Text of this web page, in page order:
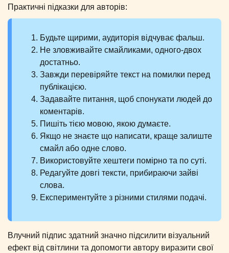
Практичні підказки для авторів:
Будьте щирими, аудиторія відчуває фальш.
Не зловживайте смайликами, одного-двох
достатньо.
Завжди перевіряйте текст на помилки перед
публікацією.
Задавайте питання, щоб спонукати людей до
коментарів.
Пишіть тією мовою, якою думаєте.
Якщо не знаєте що написати, краще залиште
смайл або одне слово.
Використовуйте хештеги помірно та по суті.
Редагуйте довгі тексти, прибираючи зайві
слова.
Експериментуйте з різними стилями подачі.
Влучний підпис здатний значно підсилити візуальний
ефект від світлини та допомогти автору виразити свої